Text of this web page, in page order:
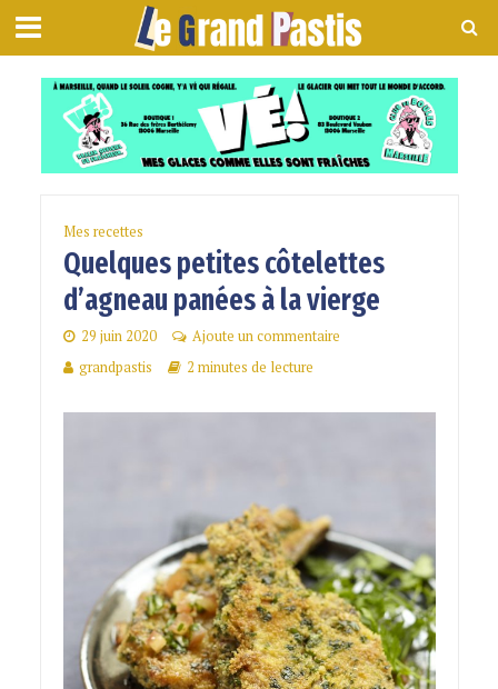
Mes recettes
Quelques petites côtelettes
d’agneau panées à la vierge
29 juin 2020
Ajoute un commentaire
grandpastis
2 minutes de lecture